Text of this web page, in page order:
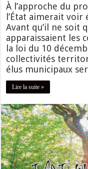
À l’approche du
l’État aimerait voir
Avant qu’il ne soit
apparaissaient les
la loi du 10
collectivités
élus municipaux
Lire la suite »